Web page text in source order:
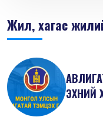
Жил, хагас
ЭХНИЙ